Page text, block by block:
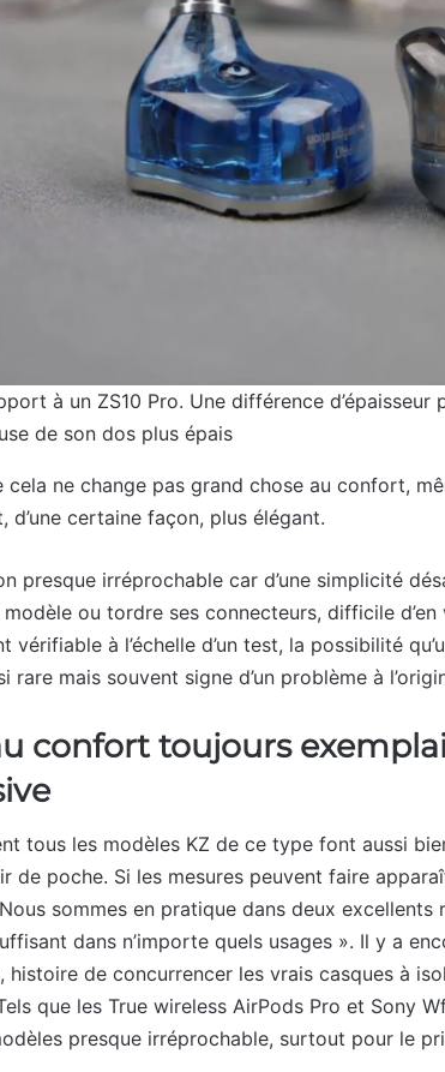
à un ZS10 Pro. Une différence
de son dos plus épais
cela ne change pas grand chose au confort,
d’une certaine façon, plus élégant.
presque irréprochable car d’une simplicité
ou tordre ses connecteurs, difficile
vérifiable à l’échelle d’un test, la possibilité
rare mais souvent signe d’un problème à
confort toujours
tous les modèles KZ de ce type font aussi
de poche. Si les mesures peuvent faire
sommes en pratique dans deux
dans n’importe quels usages ». Il y a
histoire de concurrencer les vrais casques à
que les True wireless AirPods Pro et Sony
presque irréprochable, surtout pour le